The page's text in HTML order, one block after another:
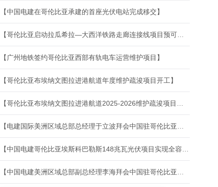
【中国电建在哥伦比亚承建的首座光伏电站完成移交】
【哥伦比亚启动拉瓜希拉—大西洋铁路走廊连接线项目预可研招标工作】
【广州地铁签约哥伦比亚西部有轨电车运营维护项目】
【哥伦比亚布埃纳文图拉进港航道年度维护疏浚项目开工】
【哥伦比亚布埃纳文图拉进港航道2025-2026维护疏浚项目正式开工】
【电建国际美洲区域总部总经理于立波拜会中国驻哥伦比亚大使朱京阳并开展系列商务活动】
【中国电建哥伦比亚埃斯科巴勒斯148兆瓦光伏项目实现全容量并网发电】
【中国电建美洲区域总部副总经理李海拜会中国驻哥伦比亚大使朱京阳】